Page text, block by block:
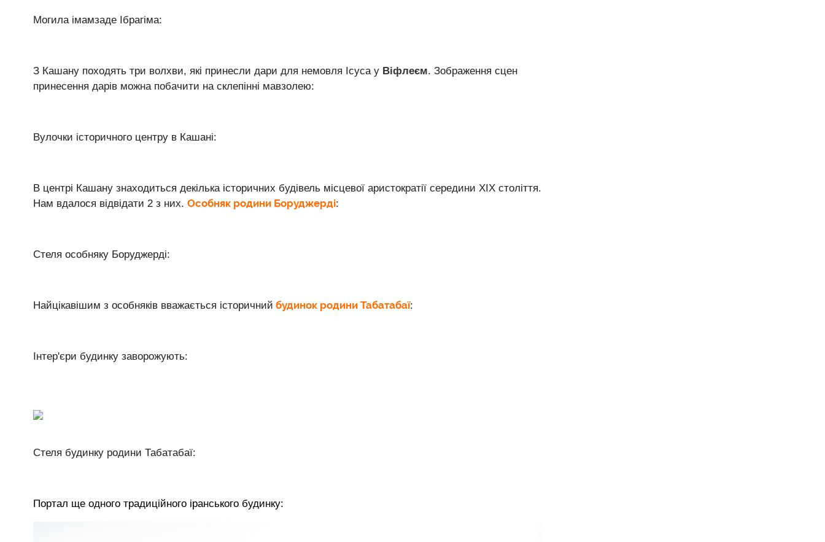
Могила імамзаде Ібрагіма:
З Кашану походять три волхви, які принесли дари для немовля Ісуса у Віфлеєм. Зображення сцен
принесення дарів можна побачити на склепінні мавзолею:
Вулочки історичного центру в Кашані:
В центрі Кашану знаходиться декілька історичних будівель місцевої аристократії середини ХІХ століття.
Нам вдалося відвідати 2 з них. Особняк родини Боруджерді:
Стеля особняку Боруджерді:
Найцікавішим з особняків вважається історичний будинок родини Табатабаї:
Інтер'єри будинку заворожують:
Стеля будинку родини Табатабаї:
Портал ще одного традиційного іранського будинку: